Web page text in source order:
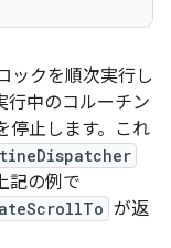
ックを順次実行し
行中のコルーチン
停止します。これ
記の例で
が返